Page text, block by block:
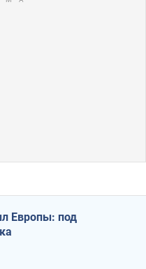
Европы: под